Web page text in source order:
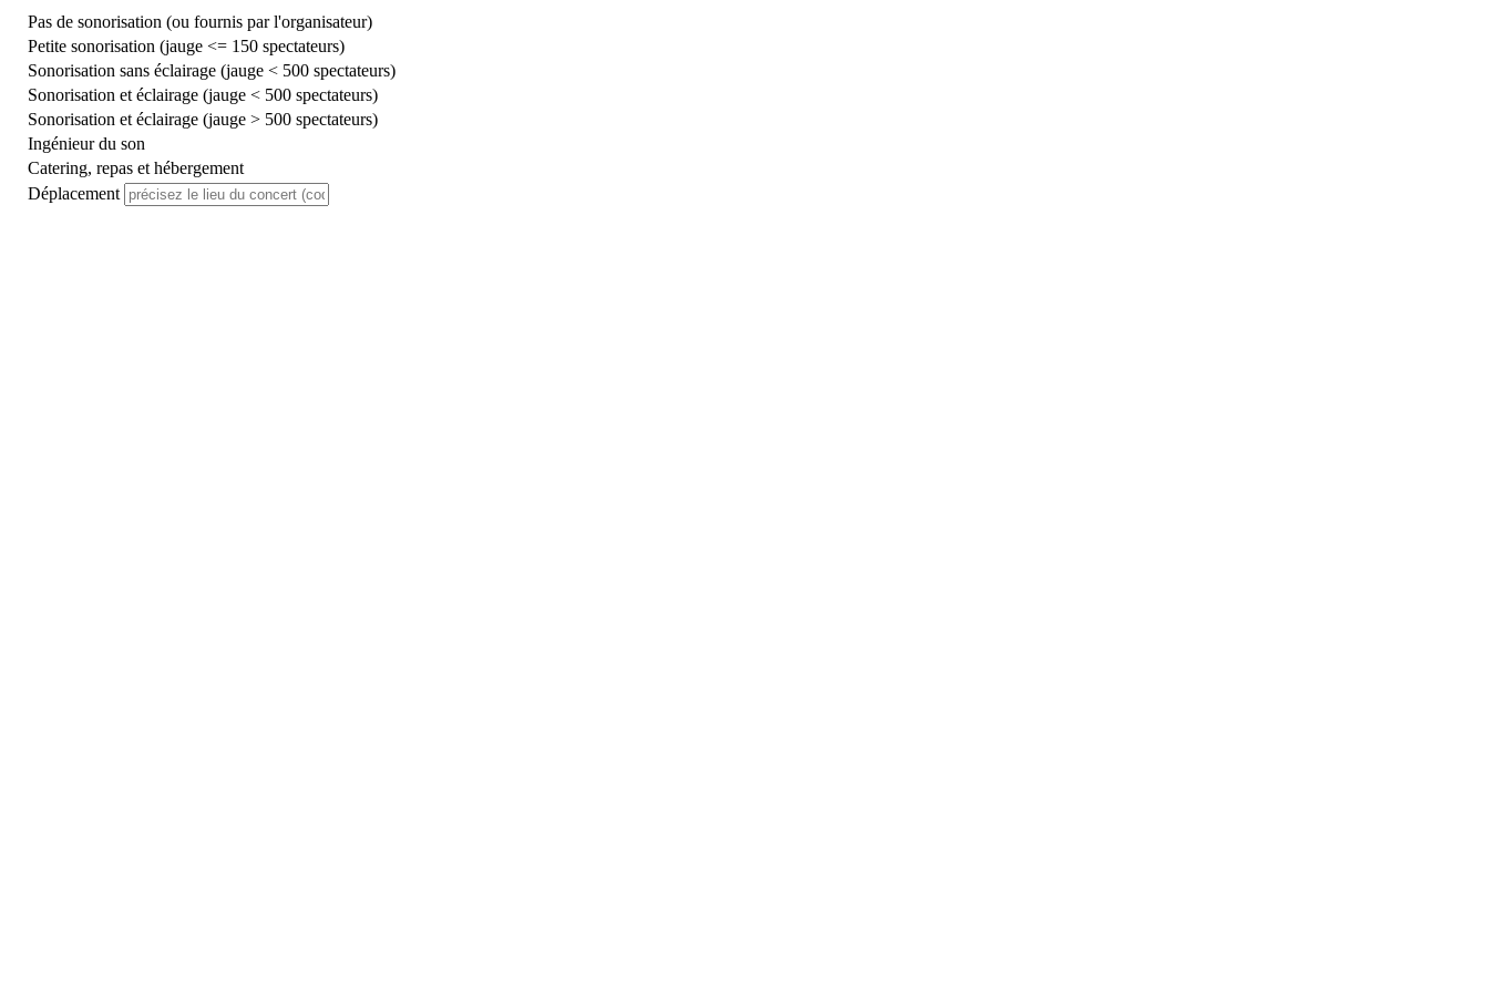
Pas de sonorisation (ou fournis par l'organisateur)
Petite sonorisation (jauge <= 150 spectateurs)
Sonorisation sans éclairage (jauge < 500 spectateurs)
Sonorisation et éclairage (jauge < 500 spectateurs)
Sonorisation et éclairage (jauge > 500 spectateurs)
Ingénieur du son
Catering, repas et hébergement
Déplacement